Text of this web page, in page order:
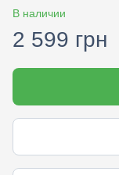
В наличии
2 599 грн